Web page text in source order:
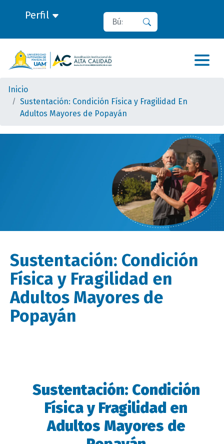
Perfil Buscar
Inicio
Sustentación: Condición Física y Fragilidad En
Adultos Mayores de Popayán
Sustentación: Condición
Física y Fragilidad en
Adultos Mayores de
Popayán
Descripción
evento
Sustentación: Condición
Física y Fragilidad en
Adultos Mayores de